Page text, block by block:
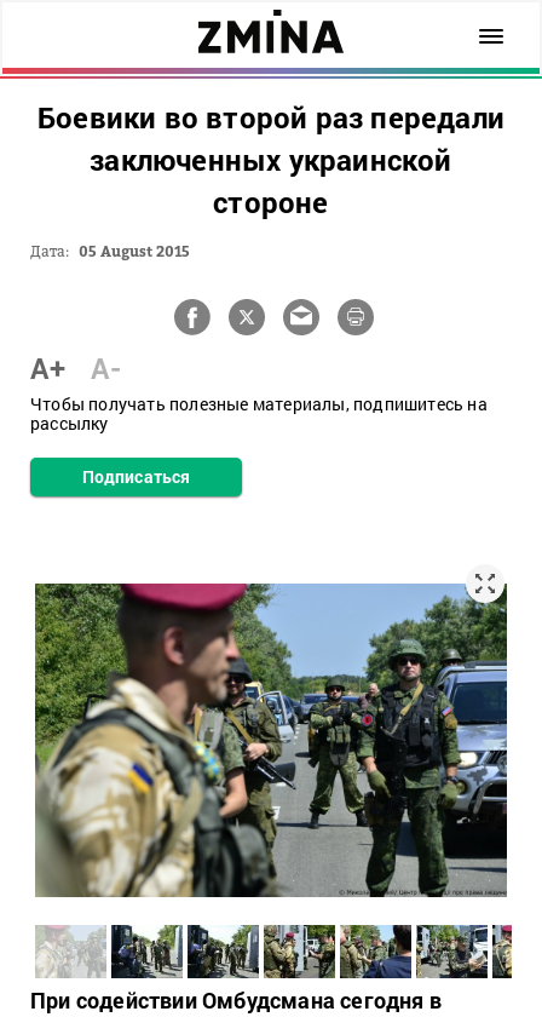
Боевики во второй раз передали
заключенных украинской
стороне
Дата: 05 August 2015
A+ A-
Чтобы получать полезные материалы, подпишитесь на
рассылку
Подписаться
При содействии Омбудсмана сегодня в